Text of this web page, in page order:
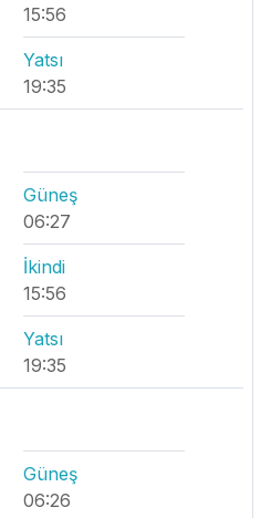
15:56
Yatsı
19:35
Güneş
06:27
İkindi
15:56
Yatsı
19:35
Güneş
06:26